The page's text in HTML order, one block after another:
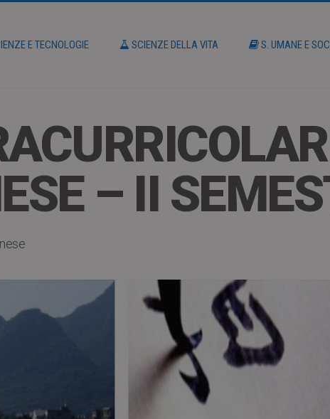
E TECNOLOGIE SCIENZE DELLA VITA S. UMANE E
– II